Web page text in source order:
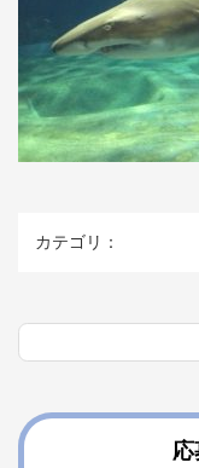
カテゴリ：
テ
ン
ジ
の